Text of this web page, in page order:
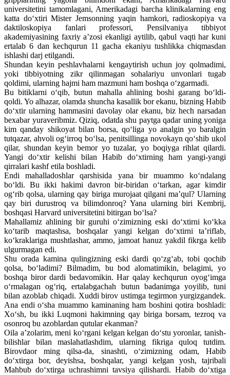
universitetini tamomlagani, Amerikadagi barcha klinikalarning eng
katta do‘xtiri Mister Jemsonning yaqin hamkori, radioskopiya va
daktiloskopiya fanlari professori, Pensilvaniya tibbiyot
akademiyasining faxriy a’zosi ekanligi aytilib, qabul vaqti har kuni
ertalab 6 dan kechqurun 11 gacha ekaniyu tushlikka chiqmasdan
ishlashi darj etilgandi.
Shundan keyin peshlavhalarni kengaytirish uchun joy qolmadimi,
yoki tibbiyotning zikr qilinmagan sohalariyu unvonlari tugab
qoldimi, ularning hajmi ham mazmuni ham boshqa o‘zgarmadi.
Bu bitiklarni o‘qib, butun mahalla ahlining boshi garang bo‘ldi-
qoldi. Yo alhazar, olamda shuncha kasallik bor ekanu, bizning Habib
do‘xtir ularning hammasini davolay olar ekanu, biz hech narsadan
bexabar yuraveribmiz. Qiziq, odatda shu paytga qadar uning yoniga
kim qanday shikoyat bilan borsa, qo‘liga yo analgin yo baralgin
tutqazar, ahvoli og‘irroq bo‘lsa, penitsillinga novokayn qo‘shib ukol
qilar, shundan keyin bemor yo tuzalar, yo boqiyga rihlat qilardi.
Yangi do‘xtir kelishi bilan Habib do‘xtirning ham yangi-yangi
qirralari kashf etila boshladi.
Endi mahalladoshlar qarshisida yana bir muammo ko‘ndalang
bo‘ldi. Bu ikki hakimi davron bir-biridan o‘tarkan, agar kimdir
og‘rib qolsa, ularning qay biriga murojaat qilgani ma’qul? Ularning
qay biri durustroq va bilimdonroq? Yana ularning biri Kembrij,
boshqasi Harvard universitetini bitirgan bo‘lsa?
Mahallamiz ahlining bir guruhi o‘zimizning eski do‘xtirni ko‘kka
ko‘tarib maqtashsa, boshqalar yangi kelgan do‘xtirni ta’riflab,
ko‘kraklariga mushtlashar, ammo, jamoat hanuz yakdil fikrga kelib
ulgurmagan edi.
Shu orada kamina qulingizning eski dardi qo‘zg‘ab, tobi qochib
qolsa, bo‘ladimi? Bilmadim, bu bod alomatimikin, belagimi, yo
boshqa biror dardi bedavomikin. Har qalay kechqurun oyog‘imga
o‘rmalagan og‘riq, ertalabgachah butun badanimga yoyilib, tuni
bilan azoblab chiqadi. Xuddi birov ustimga tegirmon yurgizgandek.
Ana endi o‘sha muammo kaminaning ham boshini qotira boshladi:
Xo‘sh, bu ikki Luqmoni hakimning qay biriga borsam, tezroq va
osonroq bu azoblardan qutular ekanman?
Oila a’zolarim, meni ko‘rgani kelgan kelgan do‘stu yoronlar, tanish-
bilishlar bilan maslahatlashdim, ularning fikriga quloq tutdim.
Birovdaor ming qilsa-da, sinashti, o‘zimizning odam, Habib
do‘xtirga bor, deyishsa, boshqalar, yangi kelgan yosh, tajribali
Mahbub do‘xtirga uchrashimni tavsiya qilishardi. Habib do‘xtiga